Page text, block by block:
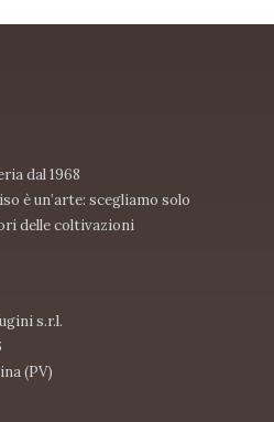
dal 1968
è un’arte: scegliamo solo
delle coltivazioni
s.r.l.
(PV)